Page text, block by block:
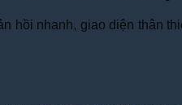
hồi nhanh, giao diện thân